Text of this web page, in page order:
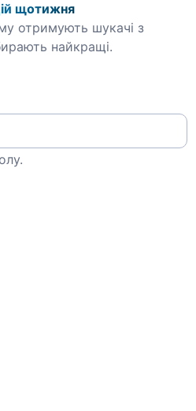
щотижня
отримують шукачі з
найкращі.